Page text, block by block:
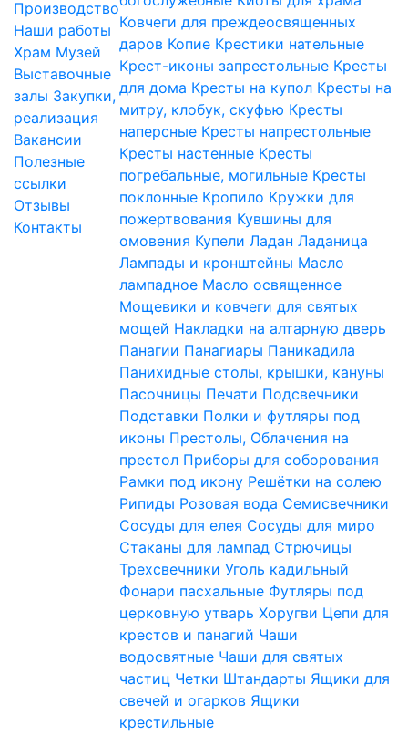
Производство
Наши работы
Храм Музей
Выставочные
залы Закупки,
реализация
Вакансии
Полезные
ссылки
Отзывы
Контакты
Ковчеги для преждеосвященных
даров Копие Крестики нательные
Крест-иконы запрестольные Кресты
для дома Кресты на купол Кресты на
митру, клобук, скуфью Кресты
наперсные Кресты напрестольные
Кресты настенные Кресты
погребальные, могильные Кресты
поклонные Кропило Кружки для
пожертвования Кувшины для
омовения Купели Ладан Ладаница
Лампады и кронштейны Масло
лампадное Масло освященное
Мощевики и ковчеги для святых
мощей Накладки на алтарную дверь
Панагии Панагиары Паникадила
Панихидные столы, крышки, кануны
Пасочницы Печати Подсвечники
Подставки Полки и футляры под
иконы Престолы, Облачения на
престол Приборы для соборования
Рамки под икону Решётки на солею
Рипиды Розовая вода Семисвечники
Сосуды для елея Сосуды для миро
Стаканы для лампад Стрючицы
Трехсвечники Уголь кадильный
Фонари пасхальные Футляры под
церковную утварь Хоругви Цепи для
крестов и панагий Чаши
водосвятные Чаши для святых
частиц Четки Штандарты Ящики для
свечей и огарков Ящики
крестильные